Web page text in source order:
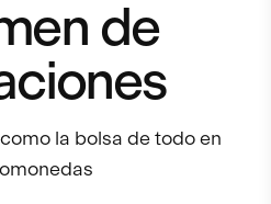
de
la bolsa de todo en